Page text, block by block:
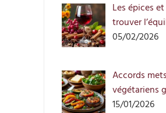
Les épices
trouver
05/02/2026
Accords
végétariens
15/01/2026